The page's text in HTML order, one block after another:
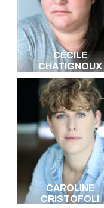
CÉCILE
CHATIGNOUX
CAROLINE
CRISTOFOLI